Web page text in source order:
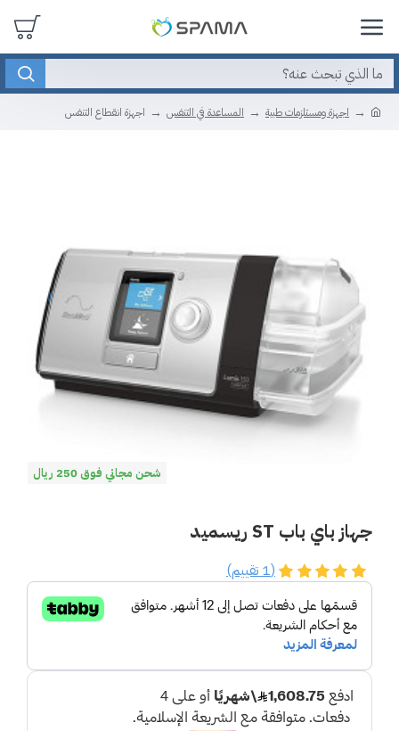
اجهزة ومستلزمات طبية المساعدة في التنفس اجهزة انقطاع التنفس
شحن مجاني فوق 250 ريال
جهاز باي باب ST ريسميد
(1 تقييم)